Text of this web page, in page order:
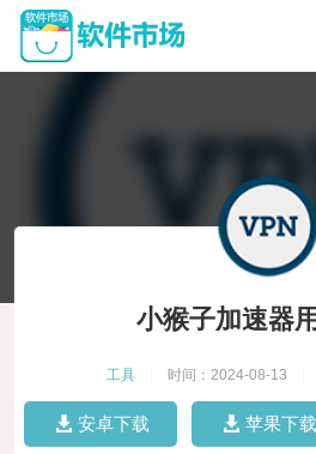
小猴子加速器
工具 时间：2024-08-13
安卓下载 苹果下载